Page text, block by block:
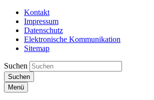
Kontakt
Impressum
Datenschutz
Elektronische Kommunikation
Sitemap
Suchen
Suchen
Menü